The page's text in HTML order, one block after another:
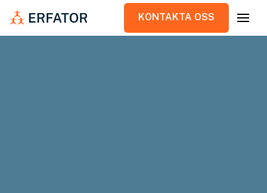
KONTAKTA OSS
KONTAKTA OSS